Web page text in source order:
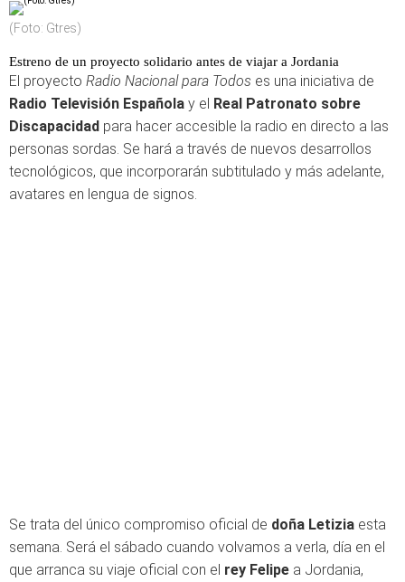
(Foto: Gtres)
Estreno de un proyecto solidario antes de viajar a Jordania
El proyecto Radio Nacional para Todos es una iniciativa de
Radio Televisión Española y el Real Patronato sobre
Discapacidad para hacer accesible la radio en directo a las
personas sordas. Se hará a través de nuevos desarrollos
tecnológicos, que incorporarán subtitulado y más adelante,
avatares en lengua de signos.
Se trata del único compromiso oficial de doña Letizia esta
semana. Será el sábado cuando volvamos a verla, día en el
que arranca su viaje oficial con el rey Felipe a Jordania,